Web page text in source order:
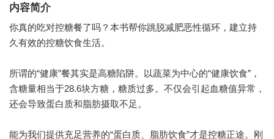
内容简介
你真的吃对控糖餐了吗？本书帮你跳脱减肥恶性循环，建立持
久有效的控糖饮食生活。
所谓的“健康”餐其实是高糖陷阱。以蔬菜为中心的“健康饮食”，
含糖量相当于28.6块方糖，糖质过多。不仅会引起血糖值异常，
还会导致蛋白质和脂肪摄取不足。
能为我们提供充足营养的“蛋白质、脂肪饮食”才是控糖正途。刚